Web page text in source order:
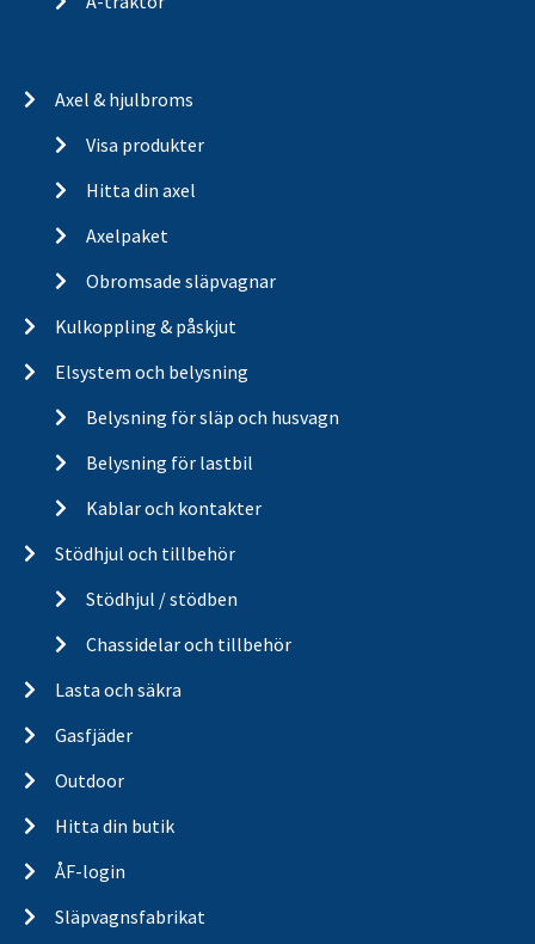
Axel & hjulbroms
Visa produkter
Hitta din axel
Axelpaket
Obromsade släpvagnar
Kulkoppling & påskjut
Elsystem och belysning
Belysning för släp och husvagn
Belysning för lastbil
Kablar och kontakter
Stödhjul och tillbehör
Stödhjul / stödben
Chassidelar och tillbehör
Lasta och säkra
Gasfjäder
Outdoor
Hitta din butik
ÅF-login
Släpvagnsfabrikat